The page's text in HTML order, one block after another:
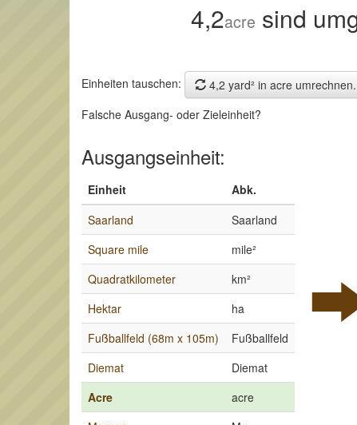
4,2acre sind
Einheiten tauschen:
4,2 yard² in acre umrechnen.
Falsche Ausgang- oder Zieleinheit?
Ausgangseinheit:
Einheit
Abk.
Saarland
Saarland
Square mile
mile²
Quadratkilometer
km²
Hektar
ha
Fußballfeld (68m x 105m)
Fußballfeld
Diemat
Diemat
Acre
acre